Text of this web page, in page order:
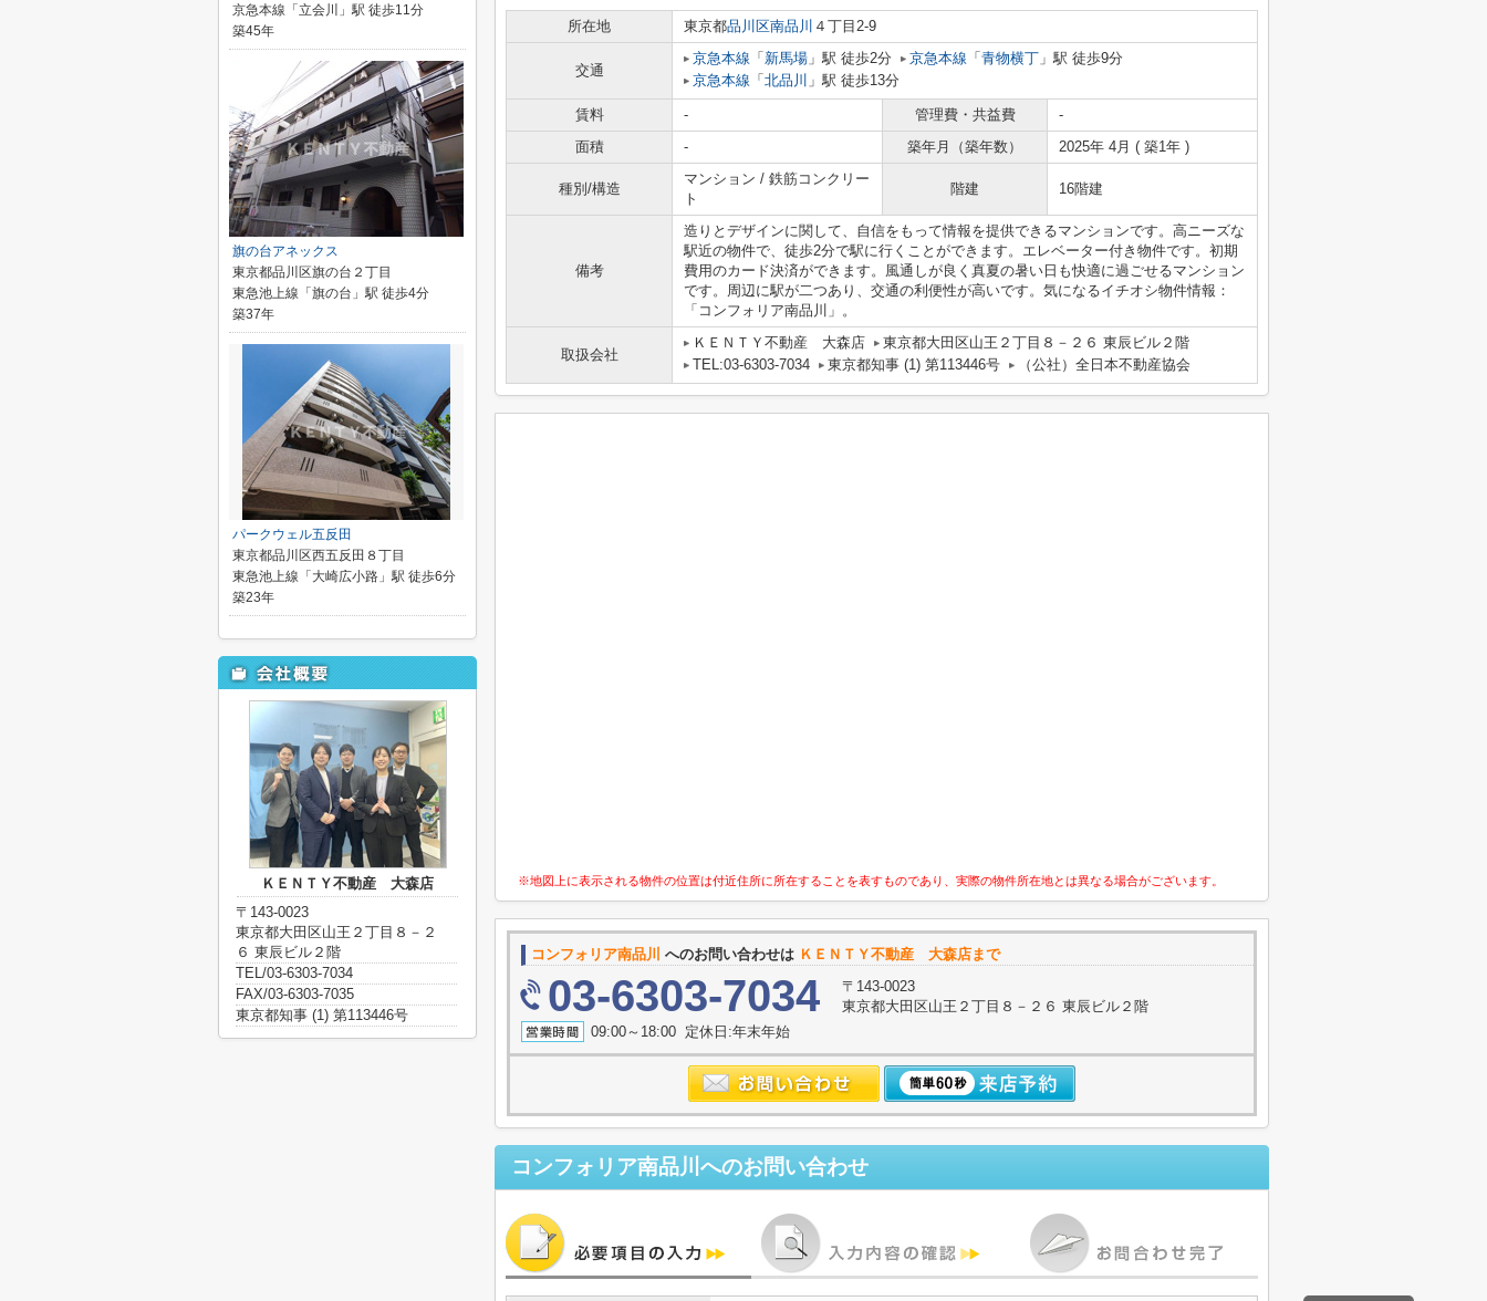
所在地 東京都品川区南品川 ４丁目2-9
交通
京急本線 「 新馬場 」駅 徒歩2分 京急本線 「 青物横丁 」駅 徒歩9分
京急本線 「 北品川 」駅 徒歩13分
賃料 - 管理費・共益費
-
面積
- 築年月（築年数） 2025年 4月 ( 築1年 )
種別/構造
マンション / 鉄筋コンクリー
ト
階建 16階建
備考
造りとデザインに関して、自信をもって情報を提供できるマンションです。高ニーズな
駅近の物件で、徒歩2分で駅に行くことができます。エレベーター付き物件です。初期
費用のカード決済ができます。風通しが良く真夏の暑い日も快適に過ごせるマンション
です。周辺に駅が二つあり、交通の利便性が高いです。気になるイチオシ物件情報：
「コンフォリア南品川」。
取扱会社
ＫＥＮＴＹ不動産 大森店
東京都大田区山王２丁目８－２６ 東辰ビル２階
TEL:03-6303-7034
東京都知事 (1) 第113446号 （公社）全日本不動産協会
※地図上に表示される物件の位置は付近住所に所在することを表すものであり、実際の物件所在地とは異なる場合がございます。
コンフォリア南品川 へのお問い合わせは ＫＥＮＴＹ不動産 大森店まで
03-6303-7034
〒143-0023
東京都大田区山王２丁目８－２６ 東辰ビル２階
09:00～18:00 定休日:年末年始
コンフォリア南品川 へのお問い合わせ
京急本線「立会川」駅 徒歩11分
築45年
旗の台アネックス
東京都品川区旗の台２丁目
東急池上線「旗の台」駅 徒歩4分
築37年
パークウェル五反田
東京都品川区西五反田８丁目
東急池上線「大崎広小路」駅 徒歩6分
築23年
ＫＥＮＴＹ不動産 大森店
〒143-0023
東京都大田区山王２丁目８－２
６ 東辰ビル２階
TEL/03-6303-7034
FAX/03-6303-7035
東京都知事 (1) 第113446号